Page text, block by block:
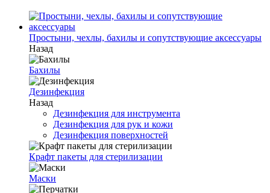
Простыни, чехлы, бахилы и сопутствующие аксессуары
Назад
Бахилы
Дезинфекция
Назад
Дезинфекция для инструмента
Дезинфекция для рук и кожи
Дезинфекция поверхностей
Крафт пакеты для стерилизации
Маски